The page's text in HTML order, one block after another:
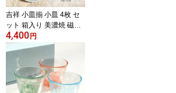
桐箱入り プレゼント お
しゃれ
吉祥 小皿揃 小皿 4枚 セ
ット 箱入り 美濃焼 磁器
日本製 電子レンジ 食洗
機 対応 豆皿 ミニプレー
ト 醤油皿 香の物 薬味 塩
砂糖 菓子 焼き物 モダン
おしゃれ かわいい ティ
ータイム お茶会 贈り物
4,400 円